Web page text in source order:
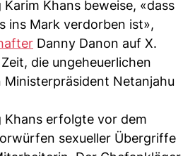
Karim Khans beweise, «dass
ins Mark verdorben ist»,
Danny Danon auf X.
die ungeheuerlichen
Netanjahu
Khans erfolgte vor dem
sexueller Übergriffe